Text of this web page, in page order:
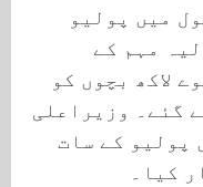
میں پولیو
مہم کے
لاکھ بچوں کو
گئے۔ وزیراعلی
پولیو کے سات
کیا۔